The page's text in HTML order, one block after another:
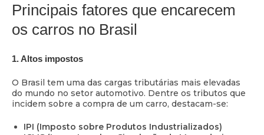
Principais fatores que encarecem
os carros no Brasil
1. Altos impostos
O Brasil tem uma das cargas tributárias mais elevadas
do mundo no setor automotivo. Dentre os tributos que
incidem sobre a compra de um carro, destacam-se:
IPI (Imposto sobre Produtos Industrializados)